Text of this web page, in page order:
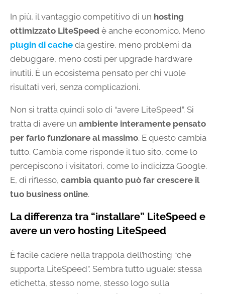
In più, il vantaggio competitivo di un hosting
ottimizzato LiteSpeed è anche economico. Meno
plugin di cache da gestire, meno problemi da
debuggare, meno costi per upgrade hardware
inutili. È un ecosistema pensato per chi vuole
risultati veri, senza complicazioni.
Non si tratta quindi solo di “avere LiteSpeed”. Si
tratta di avere un ambiente interamente pensato
per farlo funzionare al massimo. E questo cambia
tutto. Cambia come risponde il tuo sito, come lo
percepiscono i visitatori, come lo indicizza Google.
E, di riflesso, cambia quanto può far crescere il
tuo business online.
La differenza tra “installare” LiteSpeed e
avere un vero hosting LiteSpeed
È facile cadere nella trappola dell’hosting “che
supporta LiteSpeed”. Sembra tutto uguale: stessa
etichetta, stesso nome, stesso logo sulla